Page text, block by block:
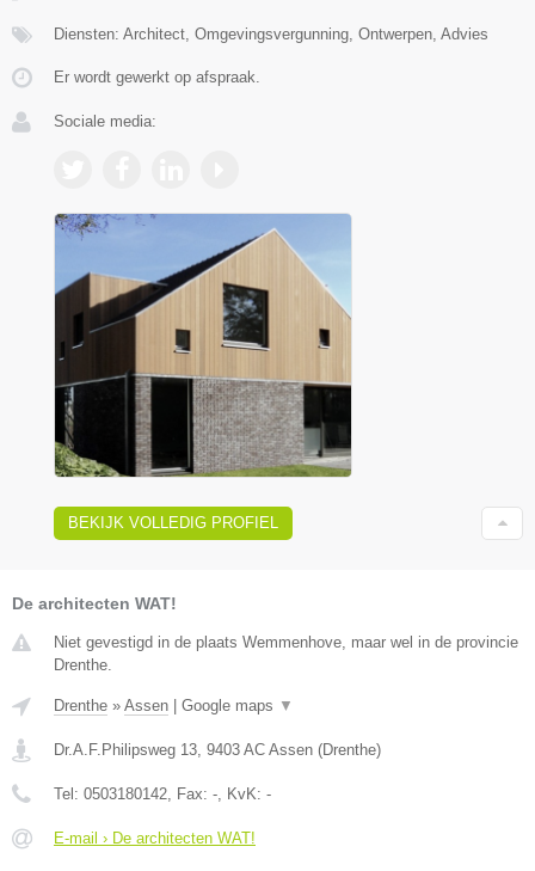
Diensten: Architect, Omgevingsvergunning, Ontwerpen, Advies
Er wordt gewerkt op afspraak.
Sociale media:
BEKIJK VOLLEDIG PROFIEL
De architecten WAT!
Niet gevestigd in de plaats Wemmenhove, maar wel in de provincie
Drenthe.
Drenthe » Assen Google maps ▼
Dr.A.F.Philipsweg 13 9403 AC Assen (Drenthe)
Tel: 0503180142 , Fax: - , KvK: -
E-mail › De architecten WAT!